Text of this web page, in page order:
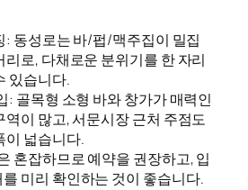
: 동성로는 바/펍/맥주집이 밀집
리로, 다채로운 분위기를 한 자리
있습니다.
: 골목형 소형 바와 창가가 매력인
역이 많고, 서문시장 근처 주점도
이 넓습니다.
혼잡하므로 예약을 권장하고, 입
미리 확인하는 것이 좋습니다.